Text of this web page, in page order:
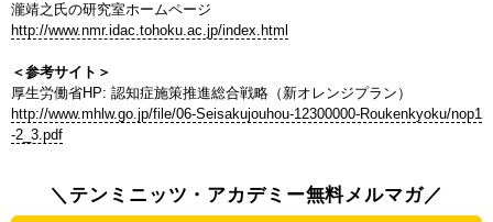
瀧靖之氏の研究室ホームページ
http://www.nmr.idac.tohoku.ac.jp/index.html
＜参考サイト＞
厚生労働省HP: 認知症施策推進総合戦略（新オレンジプラン）
http://www.mhlw.go.jp/file/06-Seisakujouhou-12300000-Roukenkyoku/nop1
-2_3.pdf
＼テンミニッツ・アカデミー無料メルマガ／